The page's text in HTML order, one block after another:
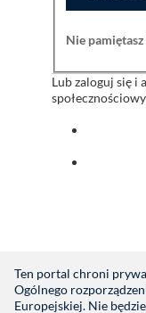
Ten portal chroni
Ogólnego
Europejskiej. Nie
Nie pamiętasz
Lub zaloguj się i
Nie mają